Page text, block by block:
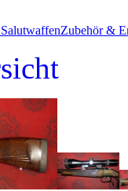
Zubehör &